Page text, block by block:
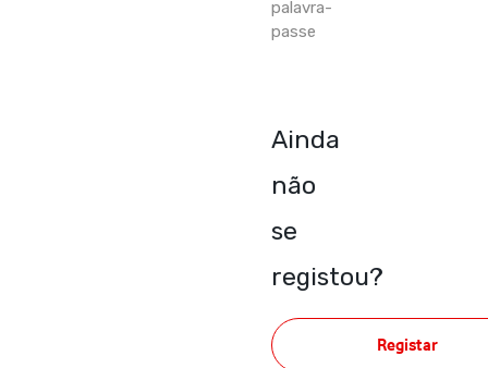
palavra-
passe
Ainda
não
se
registou?
Registar